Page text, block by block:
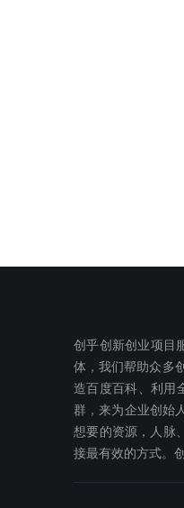
创乎创新创业项目
体，我们帮助众多
造百度百科、利用
群，来为企业创始
想要‬的资源，人脉
接最有效‬的方式。